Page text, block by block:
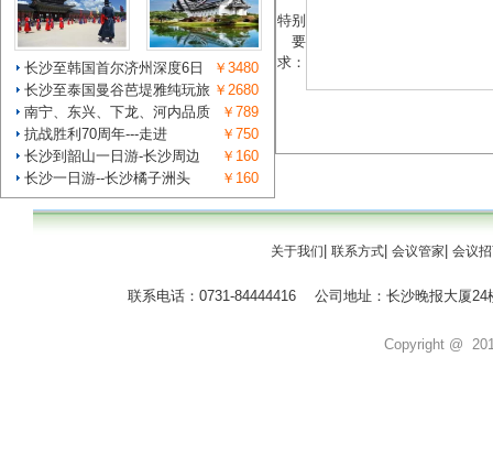
长沙至韩国首尔济州深度6日
￥3480
长沙至泰国曼谷芭堤雅纯玩旅 ￥2680
南宁、东兴、下龙、河内品质
￥789
抗战胜利70周年---走进
￥750
长沙到韶山一日游-长沙周边
￥160
长沙一日游--长沙橘子洲头
￥160
特别
要
求：
关于我们 联系方式 会议管家 会议
联系电话：0731-84444416 公司地址：长沙晚报大
Copyright @